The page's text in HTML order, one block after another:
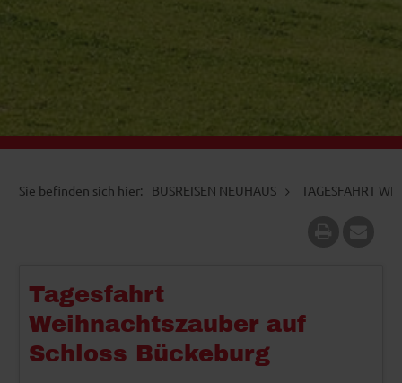
BUSREISEN NEUHAUS TAGESFAHRT
Tagesfahrt
Weihnachtszauber auf
Schloss Bückeburg